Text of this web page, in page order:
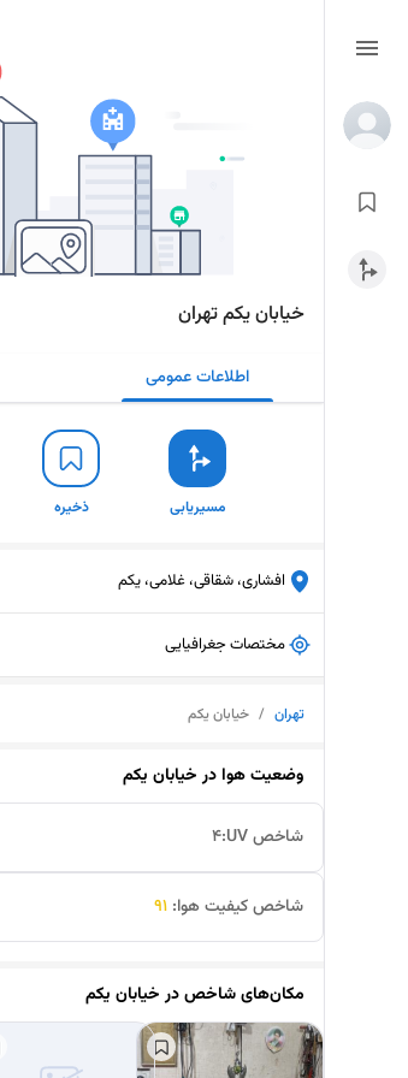
خیابان یکم تهران
اطلاعات عمومی
مسیریابی ذخیره
افشاری، شقاقی، غلامی، یکم
مختصات جغرافیایی
تهران / خیابان یکم
وضعیت هوا درخیابان یکم
شاخص UV: 4
شاخص کیفیت هوا: 91
مکان‌های شاخص درخیابان یکم